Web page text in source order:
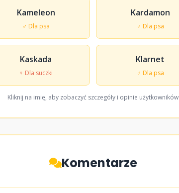
Kameleon
♂ Dla psa
Kardamon
♂ Dla psa
Kaskada
♀ Dla suczki
Klarnet
♂ Dla psa
Kliknij na imię, aby zobaczyć szczegóły i opinie użytkowników
Komentarze